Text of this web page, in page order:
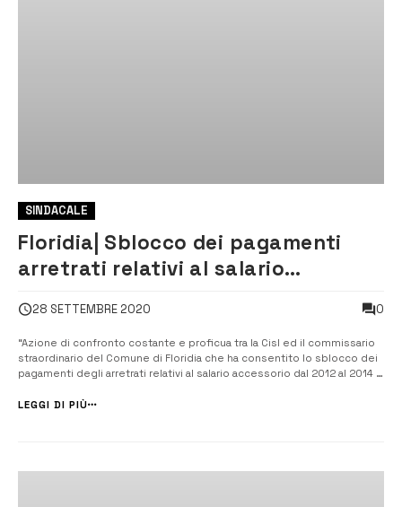
SINDACALE
Floridia| Sblocco dei pagamenti
arretrati relativi al salario
28 SETTEMBRE 2020 0
“Azione di confronto costante e proficua tra la Cisl ed il commissario
straordinario del Comune di Floridia che ha consentito lo sblocco dei
pagamenti degli arretrati relativi al salario accessorio dal 2012 al 2014 e
sostenerlo è stato il segretario generale della [&hellip...
LEGGI DI PIÙ